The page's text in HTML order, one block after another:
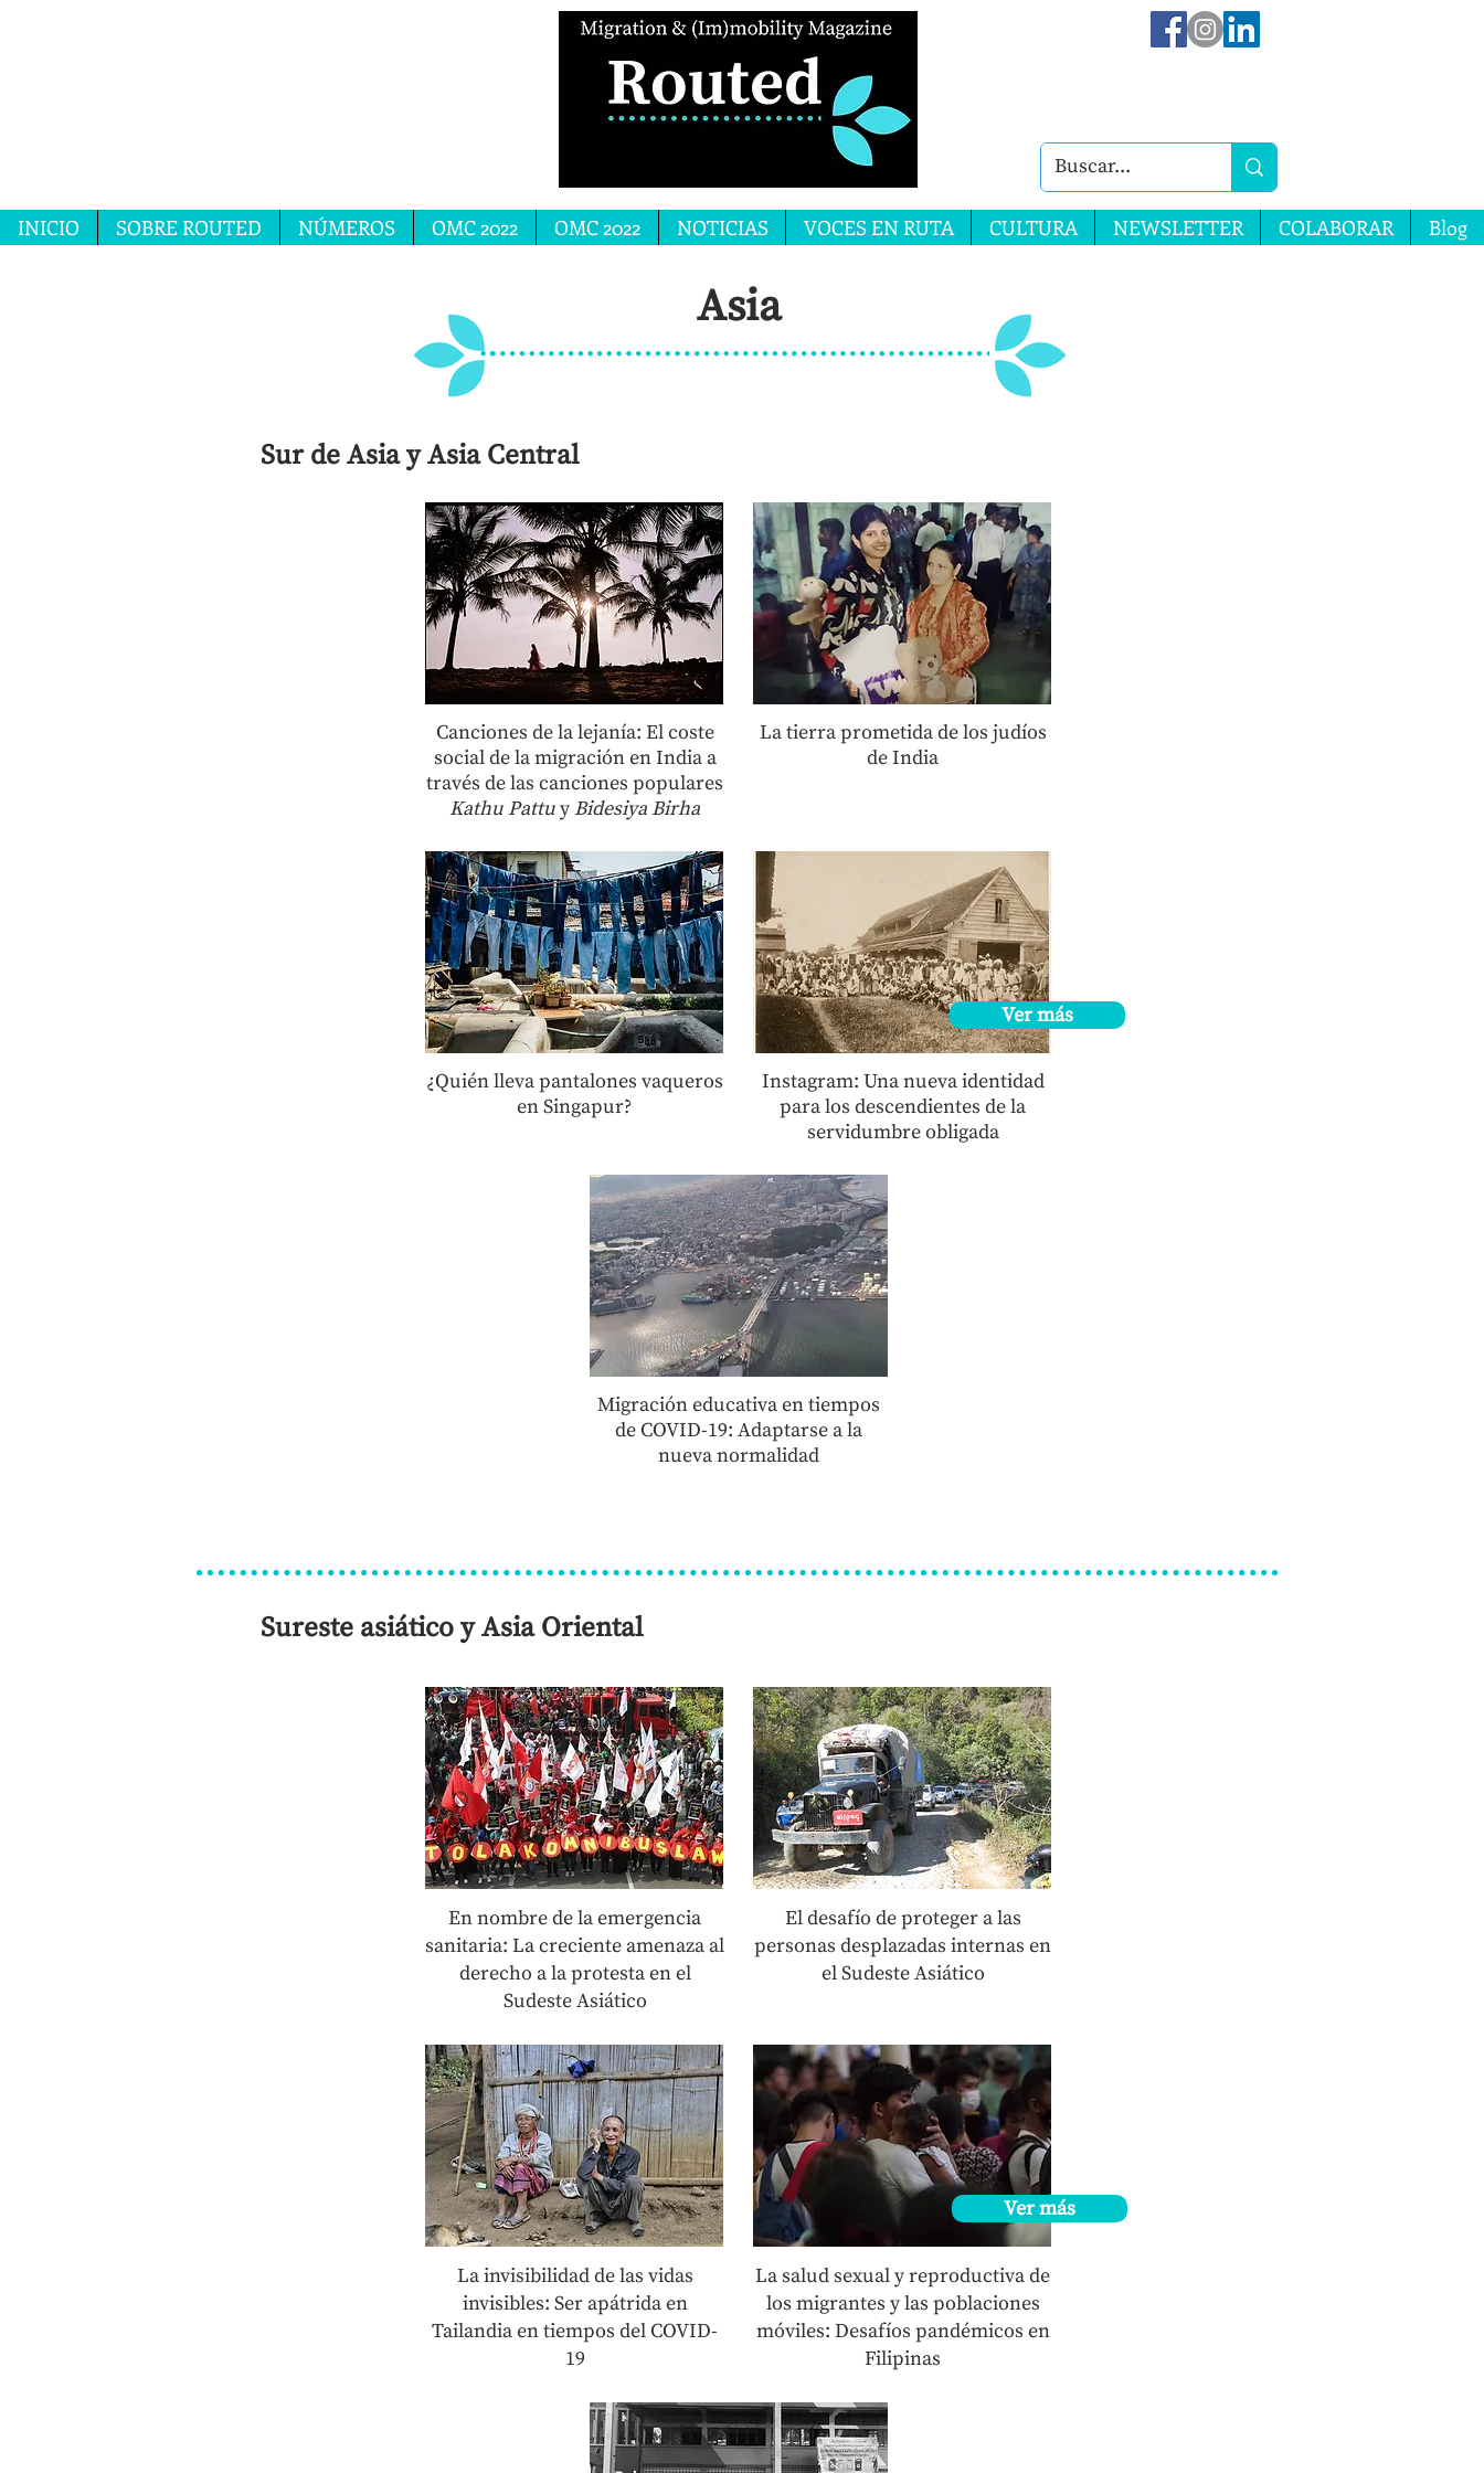
INICIO SOBRE ROUTED NÚMEROS OMC 2022 OMC 2022 NOTICIAS VOCES EN RUTA CULTURA NEWSLETTER COLABORAR Blog
Asia
Sur de Asiay Asia Central
Canciones de la lejanía: El coste
social de la migración en India a
través de las canciones populares
Kathu Pattuy Bidesiya Birha
¿Quién lleva pantalones vaqueros
en Singapur?
La tierra prometida de los judíos
de India
Instagram: Una nueva identidad
para los descendientes de la
servidumbre obligada
Migración educativa en tiempos
de COVID-19: Adaptarse a la
nueva normalidad
Ver más
Sureste asiático y Asia Oriental
En nombre de la emergencia
sanitaria: La creciente amenaza al
derecho a la protesta en el
Sudeste Asiático
La invisibilidad de las vidas
invisibles: Ser apátrida en
Tailandia en tiempos del COVID-
19
El desafío de proteger a las
personas desplazadas internas en
el Sudeste Asiático
La salud sexual y reproductiva de
los migrantes y las poblaciones
móviles: Desafíos pandémicos en
Filipinas
Ver más